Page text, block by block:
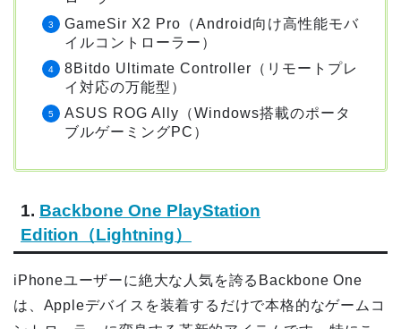
GameSir X2 Pro（Android向け高性能モバ
イルコントローラー）
8Bitdo Ultimate Controller（リモートプレ
イ対応の万能型）
ASUS ROG Ally（Windows搭載のポータ
ブルゲーミングPC）
1. Backbone One PlayStation
Edition（Lightning）
iPhoneユーザーに絶大な人気を誇るBackbone One
は、Appleデバイスを装着するだけで本格的なゲームコ